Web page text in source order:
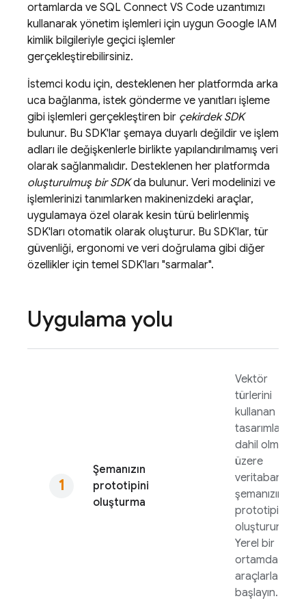
ortamlarda ve SQL Connect VS Code uzantımızı
kullanarak yönetim işlemleri için uygun Google IAM
kimlik bilgileriyle geçici işlemler
gerçekleştirebilirsiniz.
İstemci kodu için, desteklenen her platformda arka
uca bağlanma, istek gönderme ve yanıtları işleme
gibi işlemleri gerçekleştiren bir çekirdek SDK
bulunur. Bu SDK'lar şemaya duyarlı değildir ve işlem
adları ile değişkenlerle birlikte yapılandırılmamış veri
olarak sağlanmalıdır. Desteklenen her platformda
oluşturulmuş bir SDKda bulunur. Veri modelinizi ve
işlemlerinizi tanımlarken makinenizdeki araçlar,
uygulamaya özel olarak kesin türü belirlenmiş
SDK'ları otomatik olarak oluşturur. Bu SDK'lar, tür
güvenliği, ergonomi ve veri doğrulama gibi diğer
özellikler için temel SDK'ları "sarmalar".
Uygulama yolu
Şemanızın
prototipini
oluşturma
Vektör
türlerini
kullanan
tasarımlar da
dahil olmak
üzere
veritabanı
şemanızın
prototipini
oluşturun.
Yerel bir
ortamda
araçlarla
başlayın.